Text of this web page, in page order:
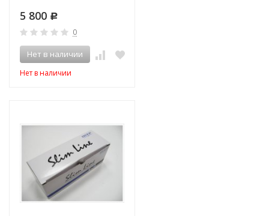
5 800 Р
0
Нет в наличии
Нет в наличии